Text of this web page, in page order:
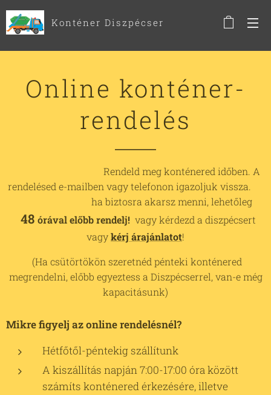
Konténer Diszpécser
Online konténer-
rendelés
Rendeld meg konténered időben. A
rendelésed e-mailben vagy telefonon igazoljuk vissza.
ha biztosra akarsz menni, lehetőleg
48 órával előbb rendelj! vagy kérdezd a diszpécsert
vagykérj árajánlatot!
(Ha csütörtökön szeretnéd pénteki konténered
megrendelni, előbb egyeztess a Diszpécserrel, van-e még
kapacitásunk)
Mikre figyelj az online rendelésnél?
Hétfőtől-péntekig szállítunk
A kiszállítás napján 7:00-17:00 óra között
számíts konténered érkezésére, illetve